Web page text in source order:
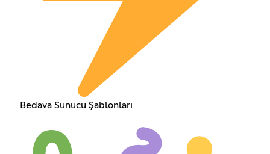
Bedava Sunucu Şablonları